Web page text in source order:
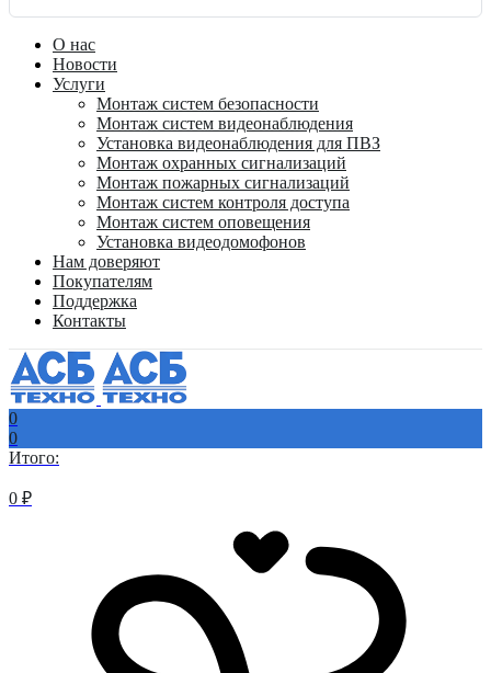
О нас
Новости
Услуги
Монтаж систем безопасности
Монтаж систем видеонаблюдения
Установка видеонаблюдения для ПВЗ
Монтаж охранных сигнализаций
Монтаж пожарных сигнализаций
Монтаж систем контроля доступа
Монтаж систем оповещения
Установка видеодомофонов
Нам доверяют
Покупателям
Поддержка
Контакты
0
0
Итого:
0 ₽